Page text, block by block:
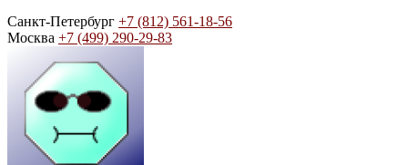
Санкт-Петербург +7 (812) 561-18-56
Москва +7 (499) 290-29-83